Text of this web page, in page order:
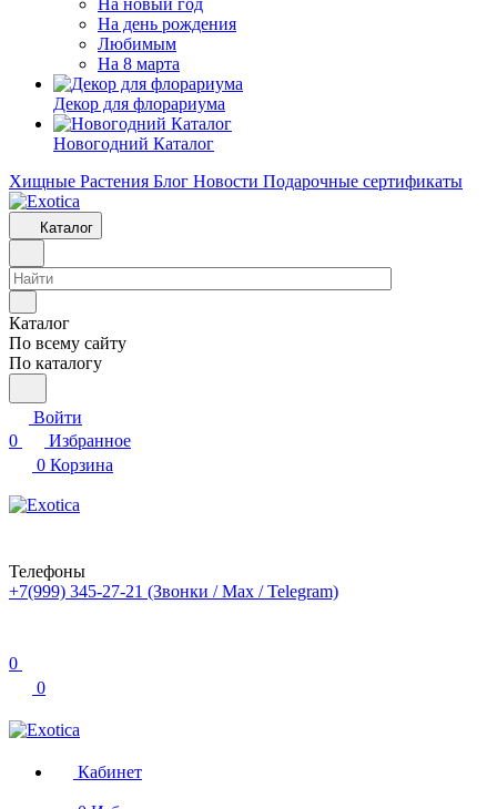
На новый год
На день рождения
Любимым
На 8 марта
Декор для флорариума
Новогодний Каталог
Хищные Растения Блог Новости Подарочные сертификаты
Каталог
Каталог
По всему сайту
По каталогу
Войти
0
Избранное
0 Корзина
Телефоны
+7(999) 345-27-21 (Звонки / Max / Telegram)
0
0
Кабинет